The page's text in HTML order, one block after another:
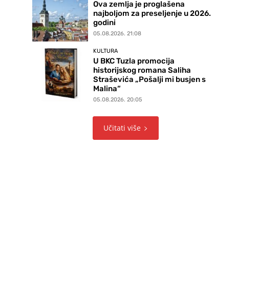
Ova zemlja je proglašena
najboljom za preseljenje u 2026.
godini
05.08.2026. 21:08
KULTURA
U BKC Tuzla promocija
historijskog romana Saliha
Straševića „Pošalji mi busjen s
Malina“
05.08.2026. 20:05
Učitati više